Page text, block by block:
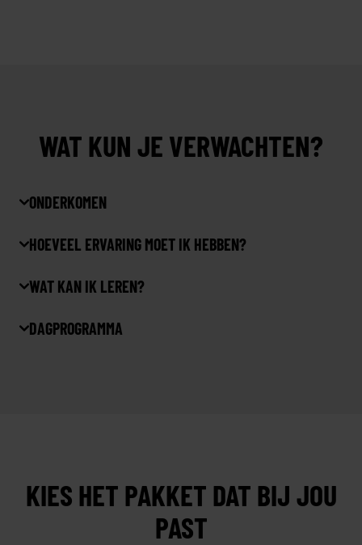
WAT KUN JE VERWACHTEN?
ONDERKOMEN
HOEVEEL ERVARING MOET IK HEBBEN?
WAT KAN IK LEREN?
DAGPROGRAMMA
KIES HET PAKKET DAT BIJ JOU
PAST